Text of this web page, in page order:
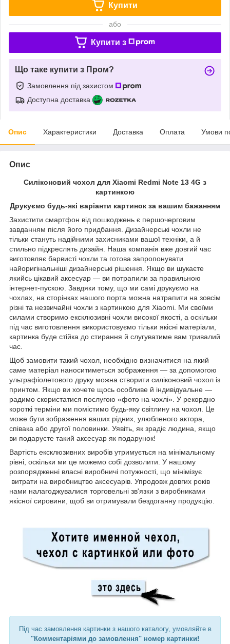
Купити
або
Купити з
Що таке купити з Пром?
Замовлення під захистом
Доступна доставка
Опис Характеристики Доставка Оплата Умови
Опис
Силіконовий чохол для Xiaomi Redmi Note 13 4G з
картинкою
Друкуємо будь-які варіанти картинок за вашим бажанням
Захистити смартфон від пошкоджень є першочерговим
завданням після його придбання. Дизайнерські чохли не
тільки стануть надійними захисниками вашої техніки, а й
стильно підкреслять дизайн. Наша компанія вже довгий час
виготовляє барвисті чохли та готова запропонувати
найоригінальніші дизайнерські рішення. Якщо ви шукаєте
якийсь цікавий аксесуар — ви потрапили за правильною
інтернет-пускою. Завдяки тому, що ми самі друкуємо на
чохлах, на сторінках нашого порта можна натрапити на зовсім
різні та незвичайні чохли з картинкою для Xiaomi. Ми своїми
силами створимо ексклюзивні чохли високої якості, а оскільки
під час виготовлення використовуємо тільки якісні матеріали,
картинка буде стійка до стирання й слугуватиме вам тривалий
час.
Щоб замовити такий чохол, необхідно визначитися на який
саме матеріал наноситиметься зображення — за допомогою
ультрафіолетового друку можна створити силіконовий чохол із
принтом. Якщо ви хочете щось особливе й індивідуальне —
радимо скористатися послугою «фото на чохлі». У рекордно
короткі терміни ми помістимо будь-яку світлину на чохол. Це
може бути зображення ваших рідних, улюбленого актора,
співака або другої половинки. Уявіть, як зрадіє людина, якщо
ви подаруєте такий аксесуар як подарунок!
Вартість ексклюзивних виробів утримується на мінімальному
рівні, оскільки ми це можемо собі дозволити. У нашому
розпорядженні власні виробничі потужності, що мінімізує
витрати на виробництво аксесуарів. Упродовж довгих років
нами налагоджувалися торговельні зв'язки з виробниками
якісної сировини, щоб ви отримували бездоганну продукцію.
Під час замовлення картинки з нашого каталогу, умовляйте в
"Комментаріями до замовлення" номер картинки!